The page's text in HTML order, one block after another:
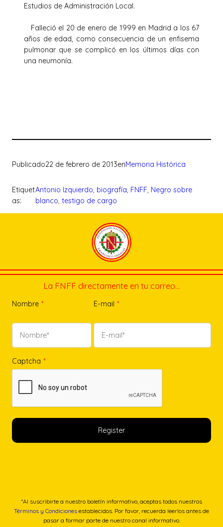
Estudios de Administración Local.
Falleció el 20 de enero de 1999 en Madrid a los 67
años de edad, como consecuencia de un enfisema
pulmonar que se complicó en los últimos días con
una neumonía.
Publicado22 de febrero de 2013enMemoria Histórica
Etiquet
as:
Antonio Izquierdo, biografía, FNFF, Negro sobre
blanco, testigo de cargo
La FNFF directamente en tu correo…
Nombre * E-mail *
Captcha *
*Al suscribirte a nuestro boletín informativo, aceptas todos nuestros
Términos y Condiciones establecidos. Por favor, recuerda leerlos antes de
pasar a formar parte de nuestro canal informativo.